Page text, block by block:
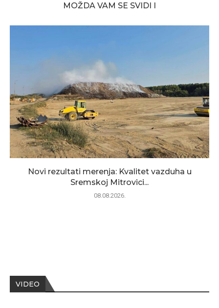
MOŽDA VAM SE SVIDI I
Novi rezultati merenja: Kvalitet vazduha u
Sremskoj Mitrovici...
08.08.2026.
VIDEO